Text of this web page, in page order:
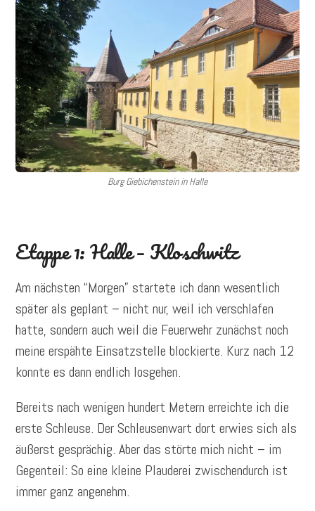
Burg Giebichenstein in Halle
Etappe 1: Halle – Kloschwitz
Am nächsten “Morgen” startete ich dann wesentlich
später als geplant – nicht nur, weil ich verschlafen
hatte, sondern auch weil die Feuerwehr zunächst noch
meine erspähte Einsatzstelle blockierte. Kurz nach 12
konnte es dann endlich losgehen.
Bereits nach wenigen hundert Metern erreichte ich die
erste Schleuse. Der Schleusenwart dort erwies sich als
äußerst gesprächig. Aber das störte mich nicht – im
Gegenteil: So eine kleine Plauderei zwischendurch ist
immer ganz angenehm.